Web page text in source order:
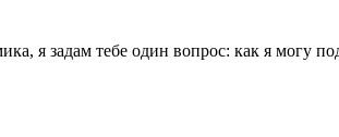
я задам тебе один вопрос: как я могу